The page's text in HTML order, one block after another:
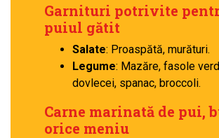
Garnituri potrivite
puiul gătit
Salate: Proaspătă, murături.
Legume: Mazăre, fasole
dovlecei, spanac, broccoli.
Carne marinată de pui,
orice meniu